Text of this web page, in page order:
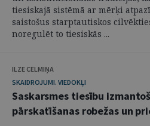
tiesiskajā sistēmā ar mērķi
saistošus starptautiskos
noregulēt to tiesiskās ...
ILZE CELMIŅA
SKAIDROJUMI. VIEDOKĻI
Saskarsmes tiesību
pārskatīšanas robežas un